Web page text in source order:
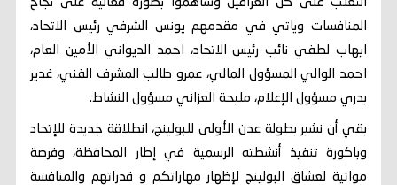
التغلب على كل العراقيل وساهموا بصورة فعالية على نجاح
المنافسات وياتي في مقدمهم يونس الشرفي رئيس الاتحاد،
ايهاب لطفي نائب رئيس الاتحاد، احمد الديواني الأمين العام،
احمد الوالي المسؤول المالي، عمرو طالب المشرف الفني، غدير
بدري مسؤول الإعلام، مليحة العزاني مسؤول النشاط.
بقي أن نشير بطولة عدن الأولى للبولينج، انطلاقة جديدة للإتحاد
وباكورة تنفيذ أنشطته الرسمية في إطار المحافظة، وفرصة
مواتية لعشاق البولينج لإظهار مهاراتكم و قدراتهم والمنافسة